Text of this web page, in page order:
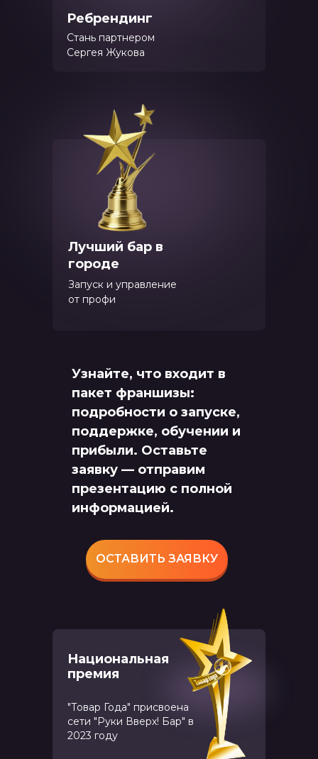
Узнайте, что входит в
пакет франшизы:
подробности о запуске,
поддержке, обучении и
прибыли. Оставьте
заявку — отправим
презентацию с полной
информацией.
Лучший бар в
городе
Запуск и управление
от профи
Ребрендинг
Стань партнером
Сергея Жукова
ОСТАВИТЬ ЗАЯВКУ
Национальная
премия
"Товар Года" присвоена
сети "Руки Вверх! Бар" в
2023 году